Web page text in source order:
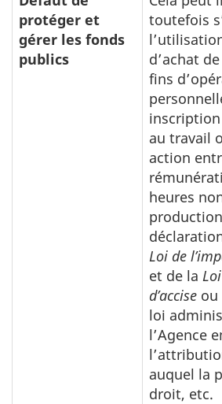
protéger et
gérer les fonds
publics
toutefois
d’achat
fins
au travail
action
heures
Loi de
et de la
d’accise
loi
l’Agence
auquel la
droit, etc.